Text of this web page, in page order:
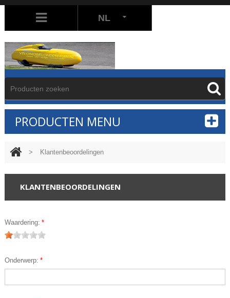
NL
PRODUCTEN MENU
> Klantenbeoordelingen
KLANTENBEOORDELINGEN
Waardering: *
Onderwerp: *